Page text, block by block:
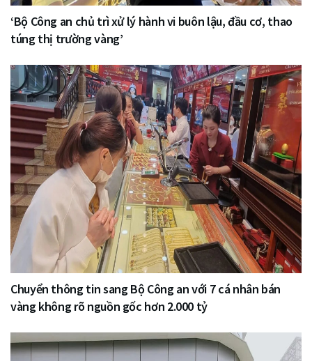
‘Bộ Công an chủ trì xử lý hành vi buôn lậu, đầu cơ, thao
túng thị trường vàng’
Chuyển thông tin sang Bộ Công an với 7 cá nhân bán
vàng không rõ nguồn gốc hơn 2.000 tỷ